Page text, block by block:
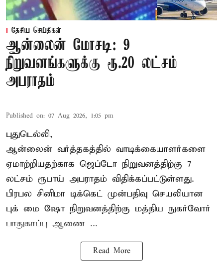
தேசிய செய்திகள்
ஆன்லைன் மோசடி: 9
நிறுவனங்களுக்கு ரூ.20 லட்சம்
அபராதம்
Published on: 07 Aug 2026, 1:05 pm
புதுடெல்லி,
ஆன்லைன் வர்த்தகத்தில் வாடிக்கையாளர்களை
ஏமாற்றியதற்காக ஜெப்டோ நிறுவனத்திற்கு 7
லட்சம் ரூபாய் அபராதம் விதிக்கப்பட்டுள்ளது.
பிரபல சினிமா டிக்கெட் முன்பதிவு செயலியான
புக் மை ஷோ நிறுவனத்திற்கு மத்திய நுகர்வோர்
பாதுகாப்பு ஆணை ...
Read More